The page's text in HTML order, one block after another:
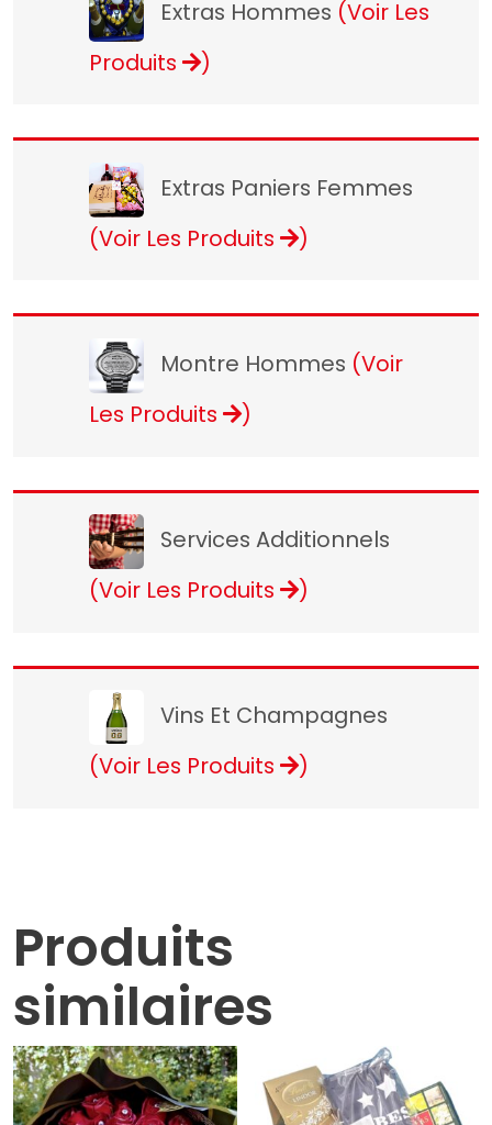
Extras Hommes (Voir Les
Produits
)
Extras Paniers Femmes
(Voir Les Produits
)
Montre Hommes (Voir
Les Produits
)
Services Additionnels
(Voir Les Produits
)
Vins Et Champagnes
(Voir Les Produits
)
Produits
similaires